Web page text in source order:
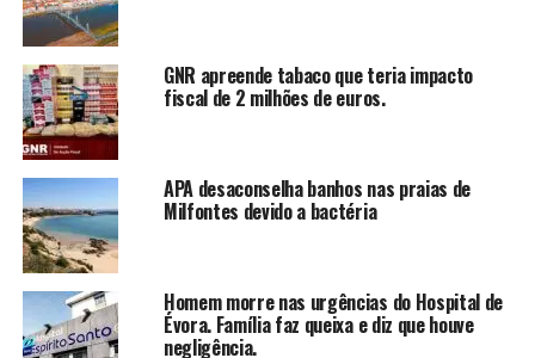
GNR apreende tabaco que teria impacto
fiscal de 2 milhões de euros.
APA desaconselha banhos nas praias de
Milfontes devido a bactéria
Homem morre nas urgências do Hospital de
Évora. Família faz queixa e diz que houve
negligência.